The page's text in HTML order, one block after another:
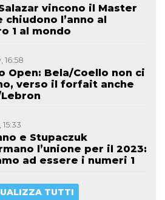
vincono il Master
chiudono l’anno al
1 al mondo
16:58
Open: Bela/Coello non ci
verso il forfait anche
15:33
e Stupaczuk
l’unione per il 2023:
ad essere i numeri 1
TUTTI